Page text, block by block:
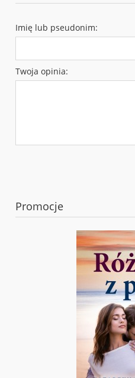
Imię lub pseudonim:
Twoja opinia:
Promocje